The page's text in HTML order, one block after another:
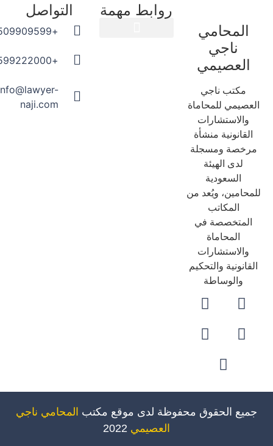
المحامي
ناجي
العصيمي
مكتب ناجي
للمحاماة
والاستشارات
منشأة
ومسجلة
لدى الهيئة
السعودية
ويُعد من
المكاتب
المتخصصة في
المحاماة
والاستشارات
والتحكيم
والوساطة
روابط مهمة التواصل
info@lawyer-
naji.com
الحقوق محفوظة لدى موقع مكتبالمحامي ناجي
العصيمي2022